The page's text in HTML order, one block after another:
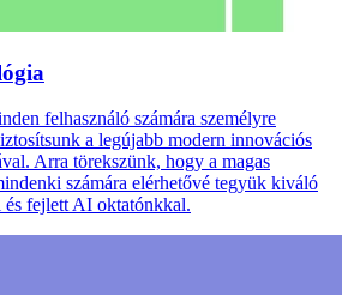
felhasználó számára személyre
a legújabb modern innovációs
Arra törekszünk, hogy a magas
számára elérhetővé tegyük kiváló
fejlett AI oktatónkkal.